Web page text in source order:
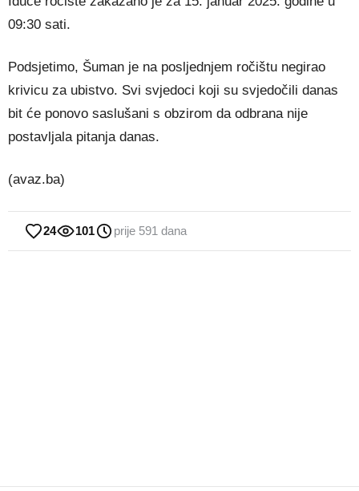
09:30 sati.
Podsjetimo, Šuman je na posljednjem ročištu negirao
krivicu za ubistvo. Svi svjedoci koji su svjedočili danas
bit će ponovo saslušani s obzirom da odbrana nije
postavljala pitanja danas.
(avaz.ba)
24 101 prije 591 dana